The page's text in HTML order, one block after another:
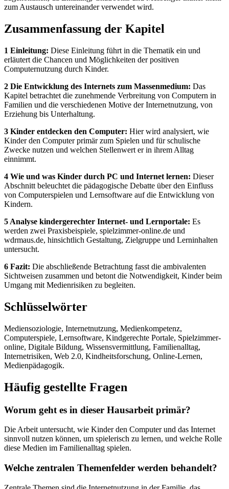
zum Austausch untereinander verwendet wird.
Zusammenfassung der Kapitel
1 Einleitung: Diese Einleitung führt in die Thematik ein und
erläutert die Chancen und Möglichkeiten der positiven
Computernutzung durch Kinder.
2 Die Entwicklung des Internets zum Massenmedium: Das
Kapitel betrachtet die zunehmende Verbreitung von Computern in
Familien und die verschiedenen Motive der Internetnutzung, von
Erziehung bis Unterhaltung.
3 Kinder entdecken den Computer: Hier wird analysiert, wie
Kinder den Computer primär zum Spielen und für schulische
Zwecke nutzen und welchen Stellenwert er in ihrem Alltag
einnimmt.
4 Wie und was Kinder durch PC und Internet lernen: Dieser
Abschnitt beleuchtet die pädagogische Debatte über den Einfluss
von Computerspielen und Lernsoftware auf die Entwicklung von
Kindern.
5 Analyse kindergerechter Internet- und Lernportale: Es
werden zwei Praxisbeispiele, spielzimmer-online.de und
wdrmaus.de, hinsichtlich Gestaltung, Zielgruppe und Lerninhalten
untersucht.
6 Fazit: Die abschließende Betrachtung fasst die ambivalenten
Sichtweisen zusammen und betont die Notwendigkeit, Kinder beim
Umgang mit Medienrisiken zu begleiten.
Schlüsselwörter
Mediensoziologie, Internetnutzung, Medienkompetenz,
Computerspiele, Lernsoftware, Kindgerechte Portale, Spielzimmer-
online, Digitale Bildung, Wissensvermittlung, Familienalltag,
Internetrisiken, Web 2.0, Kindheitsforschung, Online-Lernen,
Medienpädagogik.
Häufig gestellte Fragen
Worum geht es in dieser Hausarbeit primär?
Die Arbeit untersucht, wie Kinder den Computer und das Internet
sinnvoll nutzen können, um spielerisch zu lernen, und welche Rolle
diese Medien im Familienalltag spielen.
Welche zentralen Themenfelder werden behandelt?